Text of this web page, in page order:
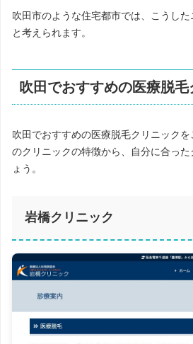
吹田市のような住宅都市では、こうし
と考えられます。
吹田でおすすめの医療脱毛
吹田でおすすめの医療脱毛クリニック
のクリニックの特徴から、自分に合っ
ょう。
岩橋クリニック